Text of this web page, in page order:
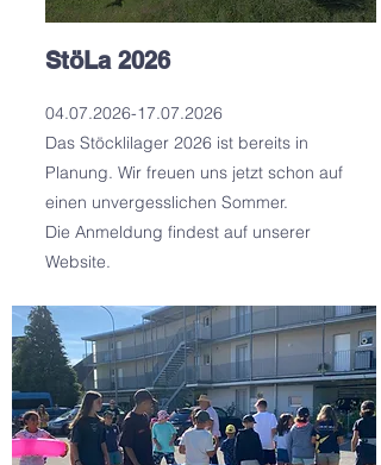
StöLa 2026
04.07.2026-17.07.2026
Das Stöcklilager 2026 ist bereits in
Planung. Wir freuen uns jetzt schon auf
einen unvergesslichen Sommer.
Die Anmeldung findest auf unserer
Website.